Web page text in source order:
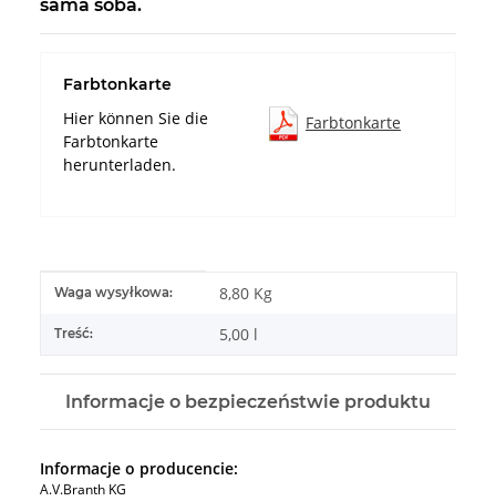
sama soba.
Farbtonkarte
Hier können Sie die
Farbtonkarte
herunterladen.
Farbtonkarte
#productDetails.itemInformation#
#productDetails.itemValue#
Waga wysyłkowa: 8,80 Kg
Treść: 5,00 l
Informacje o bezpieczeństwie produktu
Informacje o producencie:
A.V.Branth KG